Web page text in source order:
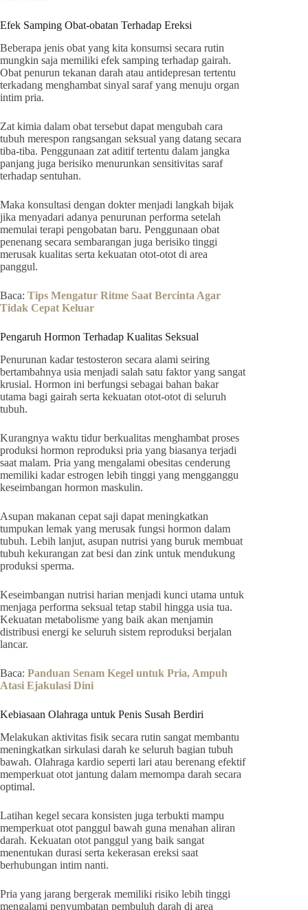
Efek Samping Obat-obatan Terhadap Ereksi
Beberapa jenis obat yang kita konsumsi secara rutin
mungkin saja memiliki efek samping terhadap gairah.
Obat penurun tekanan darah atau antidepresan tertentu
terkadang menghambat sinyal saraf yang menuju organ
intim pria.
Zat kimia dalam obat tersebut dapat mengubah cara
tubuh merespon rangsangan seksual yang datang secara
tiba-tiba. Penggunaan zat aditif tertentu dalam jangka
panjang juga berisiko menurunkan sensitivitas saraf
terhadap sentuhan.
Maka konsultasi dengan dokter menjadi langkah bijak
jika menyadari adanya penurunan performa setelah
memulai terapi pengobatan baru. Penggunaan obat
penenang secara sembarangan juga berisiko tinggi
merusak kualitas serta kekuatan otot-otot di area
panggul.
Baca: Tips Mengatur Ritme Saat Bercinta Agar
Tidak Cepat Keluar
Pengaruh Hormon Terhadap Kualitas Seksual
Penurunan kadar testosteron secara alami seiring
bertambahnya usia menjadi salah satu faktor yang sangat
krusial. Hormon ini berfungsi sebagai bahan bakar
utama bagi gairah serta kekuatan otot-otot di seluruh
tubuh.
Kurangnya waktu tidur berkualitas menghambat proses
produksi hormon reproduksi pria yang biasanya terjadi
saat malam. Pria yang mengalami obesitas cenderung
memiliki kadar estrogen lebih tinggi yang mengganggu
keseimbangan hormon maskulin.
Asupan makanan cepat saji dapat meningkatkan
tumpukan lemak yang merusak fungsi hormon dalam
tubuh. Lebih lanjut, asupan nutrisi yang buruk membuat
tubuh kekurangan zat besi dan zink untuk mendukung
produksi sperma.
Keseimbangan nutrisi harian menjadi kunci utama untuk
menjaga performa seksual tetap stabil hingga usia tua.
Kekuatan metabolisme yang baik akan menjamin
distribusi energi ke seluruh sistem reproduksi berjalan
lancar.
Baca: Panduan Senam Kegel untuk Pria, Ampuh
Atasi Ejakulasi Dini
Kebiasaan Olahraga untuk Penis Susah Berdiri
Melakukan aktivitas fisik secara rutin sangat membantu
meningkatkan sirkulasi darah ke seluruh bagian tubuh
bawah. Olahraga kardio seperti lari atau berenang efektif
memperkuat otot jantung dalam memompa darah secara
optimal.
Latihan kegel secara konsisten juga terbukti mampu
memperkuat otot panggul bawah guna menahan aliran
darah. Kekuatan otot panggul yang baik sangat
menentukan durasi serta kekerasan ereksi saat
berhubungan intim nanti.
Pria yang jarang bergerak memiliki risiko lebih tinggi
mengalami penyumbatan pembuluh darah di area